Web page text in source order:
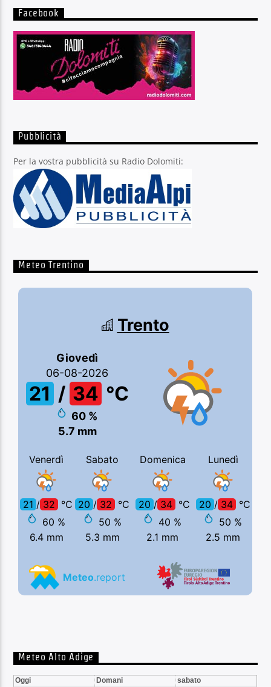
Facebook
Pubblicità
Per la vostra pubblicità su Radio Dolomiti:
Meteo Trentino
Meteo Alto Adige
Oggi Domani sabato